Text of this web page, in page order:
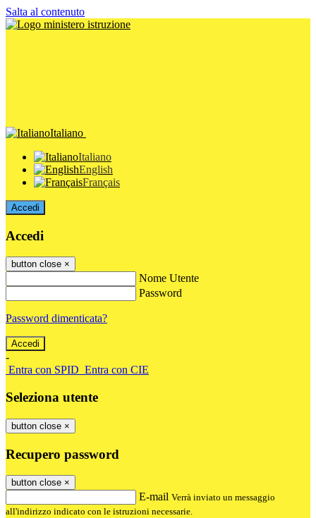
Salta al contenuto
Italiano
Italiano
English
Français
Accedi
Accedi
button close ×
Nome Utente
Password
Password dimenticata?
-
Entra con SPID Entra con CIE
Seleziona utente
button close ×
Recupero password
button close ×
E-mail Verrà inviato un messaggio
all'indirizzo indicato con le istruzioni necessarie.